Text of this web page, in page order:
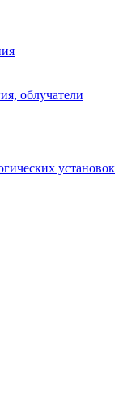
облучатели
установок